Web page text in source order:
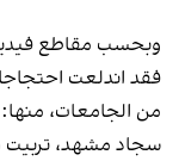
وبحسب مقاطع فيديو
من الجامعات،
سجاد مشهد، تربيت